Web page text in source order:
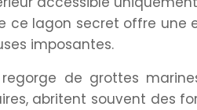
ce lagon secret offre une
imposantes.
de grottes
abritent souvent des